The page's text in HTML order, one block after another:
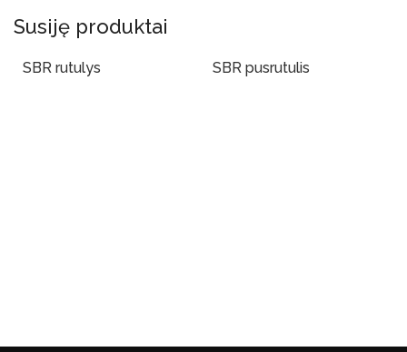
Susiję produktai
SBR rutulys SBR pusrutulis